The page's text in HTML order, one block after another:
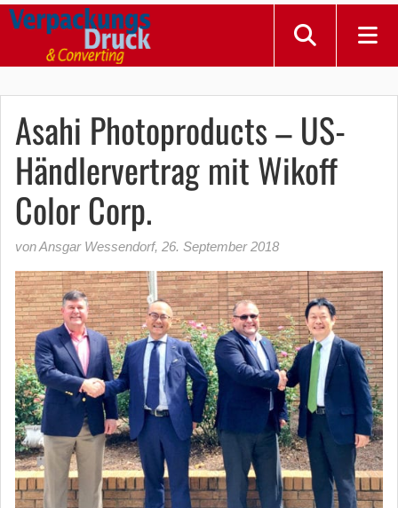
Asahi Photoproducts – US-
Händlervertrag mit Wikoff
Color Corp.
von Ansgar Wessendorf, 26. September 2018